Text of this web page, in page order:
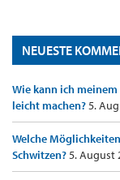
NEUESTE
Wie kann ich
leicht machen?5.
Welche
Schwitzen?5. August